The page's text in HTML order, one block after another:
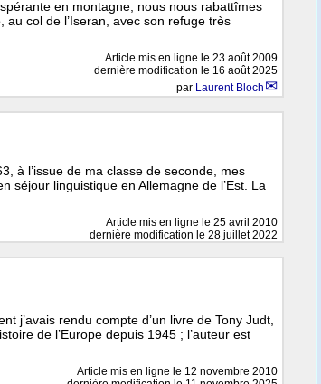
en montagne, nous nous rabattîmes
au col de l’Iseran, avec son refuge très
Article mis en ligne le 23 août 2009
dernière modification le 16 août 2025
par Laurent Bloch
à l’issue de ma classe de seconde, mes
séjour linguistique en Allemagne de l’Est. La
Article mis en ligne le 25 avril 2010
dernière modification le 28 juillet 2022
j’avais rendu compte d’un livre de Tony Judt,
de l’Europe depuis 1945 ; l’auteur est
Article mis en ligne le 12 novembre 2010